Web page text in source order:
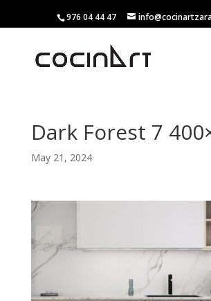
976 04 44 47
Dark Forest 7
May 21, 2024